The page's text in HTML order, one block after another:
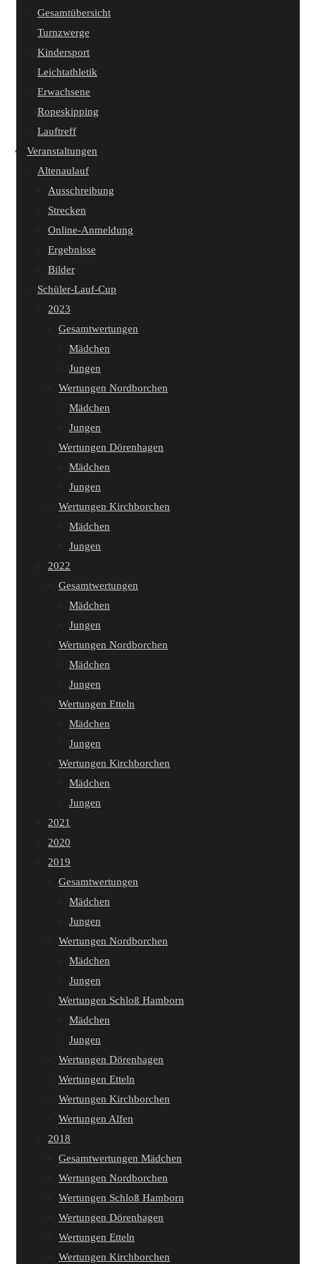
Gesamtübersicht
Turnzwerge
Kindersport
Leichtathletik
Erwachsene
Ropeskipping
Lauftreff
Veranstaltungen
Altenaulauf
Ausschreibung
Strecken
Online-Anmeldung
Ergebnisse
Bilder
Schüler-Lauf-Cup
2023
Gesamtwertungen
Mädchen
Jungen
Wertungen Nordborchen
Mädchen
Jungen
Wertungen Dörenhagen
Mädchen
Jungen
Wertungen Kirchborchen
Mädchen
Jungen
2022
Gesamtwertungen
Mädchen
Jungen
Wertungen Nordborchen
Mädchen
Jungen
Wertungen Etteln
Mädchen
Jungen
Wertungen Kirchborchen
Mädchen
Jungen
2021
2020
2019
Gesamtwertungen
Mädchen
Jungen
Wertungen Nordborchen
Mädchen
Jungen
Wertungen Schloß Hamborn
Mädchen
Jungen
Wertungen Dörenhagen
Wertungen Etteln
Wertungen Kirchborchen
Wertungen Alfen
2018
Gesamtwertungen Mädchen
Wertungen Nordborchen
Wertungen Schloß Hamborn
Wertungen Dörenhagen
Wertungen Etteln
Wertungen Kirchborchen